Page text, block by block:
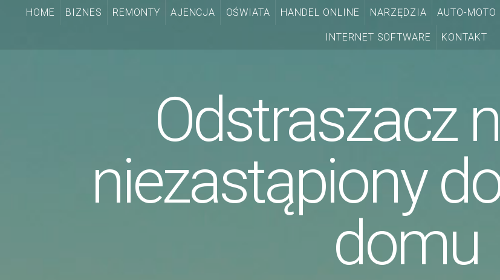
HOME BIZNES REMONTY AJENCJA OŚWIATA HANDEL ONLINE NARZĘDZIA AUTO-MOTO
INTERNET SOFTWARE KONTAKT
Odstraszacz
niezastąpiony
domu